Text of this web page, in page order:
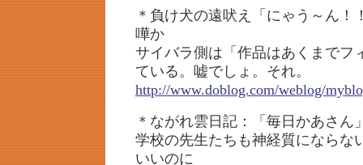
＊負け犬の遠吠え「にゃう～ん！
嘩か
サイバラ側は「作品はあくまでフ
ている。嘘でしょ。それ。
http://www.doblog.com/weblog/
＊ながれ雲日記：「毎日かあさん
学校の先生たちも神経質にならな
いいのに